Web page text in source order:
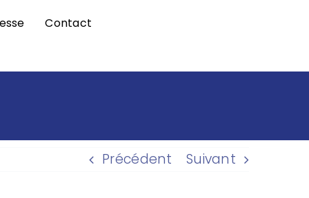
Contact
Précédent Suivant